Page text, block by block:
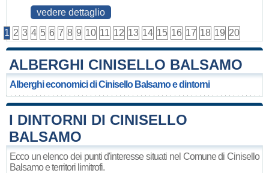
vedere dettaglio
1 2 3 4 5 6 7 8 9 10 11 12 13 14 15 16 17 18 19 20
ALBERGHI CINISELLO BALSAMO
Alberghi economici di Cinisello Balsamo e dintorni
I DINTORNI DI CINISELLO
BALSAMO
Ecco un elenco dei punti d'interesse situati nel Comune di Cinisello
Balsamo e territori limitrofi.